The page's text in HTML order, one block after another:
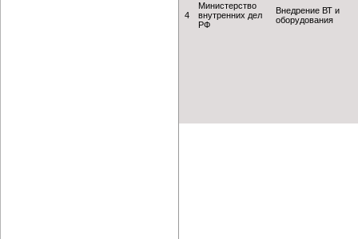
4
Министерство
внутренних дел
РФ
Внедрение ВТ и
оборудования